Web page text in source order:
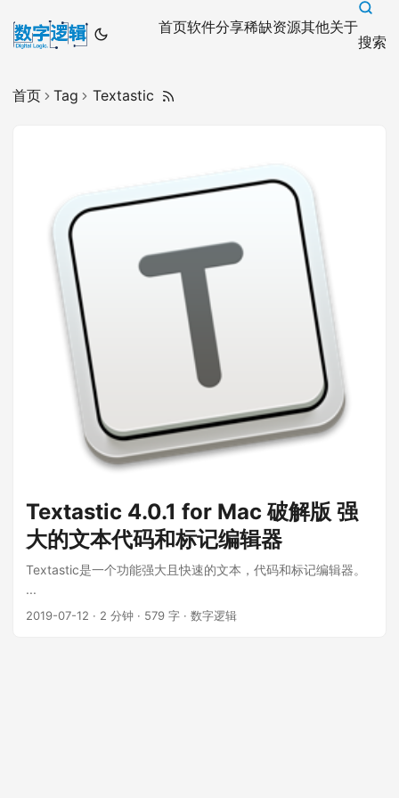
首页软件分享稀缺资源其他关于
搜索
首页 Tag Textastic
Textastic 4.0.1 for Mac 破解版 强
大的文本代码和标记编辑器
Textastic是一个功能强大且快速的文本，代码和标记编辑器。
...
2019-07-12 · 2 分钟 · 579 字 · 数字逻辑